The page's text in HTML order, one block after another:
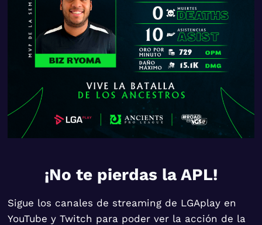
¡No te pierdas la APL!
Sigue los canales de streaming de LGAplay en
YouTube y Twitch para poder ver la acción de la